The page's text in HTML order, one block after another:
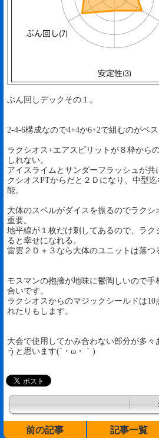
ぶん回しデックその１。
2-4-6構成なので4+4か6+2で組むのがベス
ラクシオス+エアスピリットが８枠から
しれない。
アイスライムとサンダーフラッシュが共
クシオスPTからだと２Ｄになり、中型
能。
大体のスペルがダイスを振るのでラク
重要。
地平線が１枚だけ刺してあるので、ラク
ると幸せになれる。
雷雲２Ｄ＋３なら大体のユニットは落つ
モスマンの抱擁が地味に鬱陶しいので手
合いです。
ラクシオスからのマジックシールドは10
れたりもします。
大会で使用してかみ合わない部分が多々
うと思います(´・ω・｀)
前の記事 記事一覧